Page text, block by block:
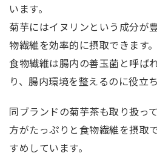
います。
菊芋にはイヌリンという成分が
物繊維を効率的に摂取できます。
食物繊維は腸内の善玉菌と呼ば
り、腸内環境を整えるのに役立ち
同ブランドの菊芋茶も取り扱っ
方がたっぷりと食物繊維を摂取
すめしています。